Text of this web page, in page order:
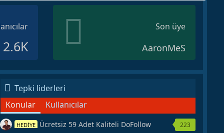
2.6K
Son üye
AaronMeS
Tepki liderleri
Konular
Kullanıcılar
HEDİYE Ücretsiz 59 Adet Kaliteli DoFollow
223